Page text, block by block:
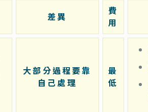
差異
費
用
大部分過程要靠
自己處理
最
低